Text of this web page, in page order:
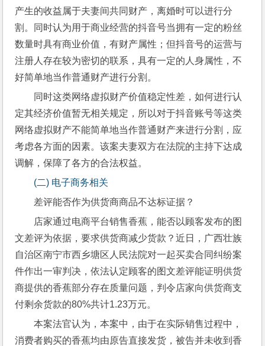
产生的收益属于夫妻间共同财产，离婚时可以进行分
割。同时认为用于商业经营的抖音号当拥有一定的粉丝
数量时具有商业价值，有财产属性；但抖音号的运营与
注册人存在较为密切的联系，具有一定的人身属性，不
好简单地当作普通财产进行分割。
同时这类网络虚拟财产价值稳定性差，如何进行认
定其经济价值暂无相关规定，所以对于抖音账号等这类
网络虚拟财产不能简单地当作普通财产来进行分割，应
考虑各方面的因素。该案夫妻双方在法院的主持下达成
调解，保障了各方的合法权益。
(二) 电子商务相关
差评能否作为供货商商品不达标证据？
店家通过电商平台销售香蕉，能否以顾客发布的图
文差评为依据，要求供货商减少货款？近日，广西壮族
自治区南宁市西乡塘区人民法院对一起买卖合同纠纷案
件作出一审判决，依法认定顾客的图文差评能证明供货
商提供的香蕉部分存在质量问题，判令店家向供货商支
付剩余货款的80%共计1.23万元。
本案法官认为，本案中，由于在实际销售过程中，
消费者购买的香蕉均由原告直接发货，被告并未收到香